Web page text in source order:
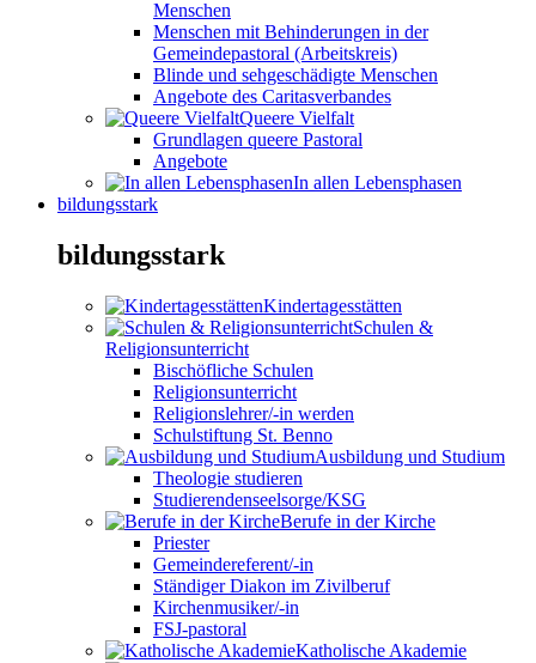
Menschen
Menschen mit Behinderungen in der
Gemeindepastoral (Arbeitskreis)
Blinde und sehgeschädigte Menschen
Angebote des Caritasverbandes
Queere Vielfalt
Grundlagen queere Pastoral
Angebote
In allen Lebensphasen
bildungsstark
bildungsstark
Kindertagesstätten
Schulen &
Religionsunterricht
Bischöfliche Schulen
Religionsunterricht
Religionslehrer/-in werden
Schulstiftung St. Benno
Ausbildung und Studium
Theologie studieren
Studierendenseelsorge/KSG
Berufe in der Kirche
Priester
Gemeindereferent/-in
Ständiger Diakon im Zivilberuf
Kirchenmusiker/-in
FSJ-pastoral
Katholische Akademie